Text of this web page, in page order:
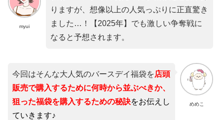
myui
りますが、想像以上の人気っぷりに正直驚き
ました…！【2025年】でも激しい争奪戦に
なると予想されます。
めめこ
今回はそんな大人気のバースデイ福袋を店頭
販売で購入するために何時から並ぶべきか、
狙った福袋を購入するための秘訣をお伝えし
ていきます♪